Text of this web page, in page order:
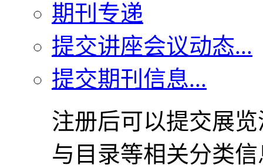
期刊专递
提交讲座会议动态...
提交期刊信息...
注册后可以提交展
与目录等相关分类